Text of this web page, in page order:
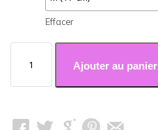
Effacer
roi
Ajouter au panier